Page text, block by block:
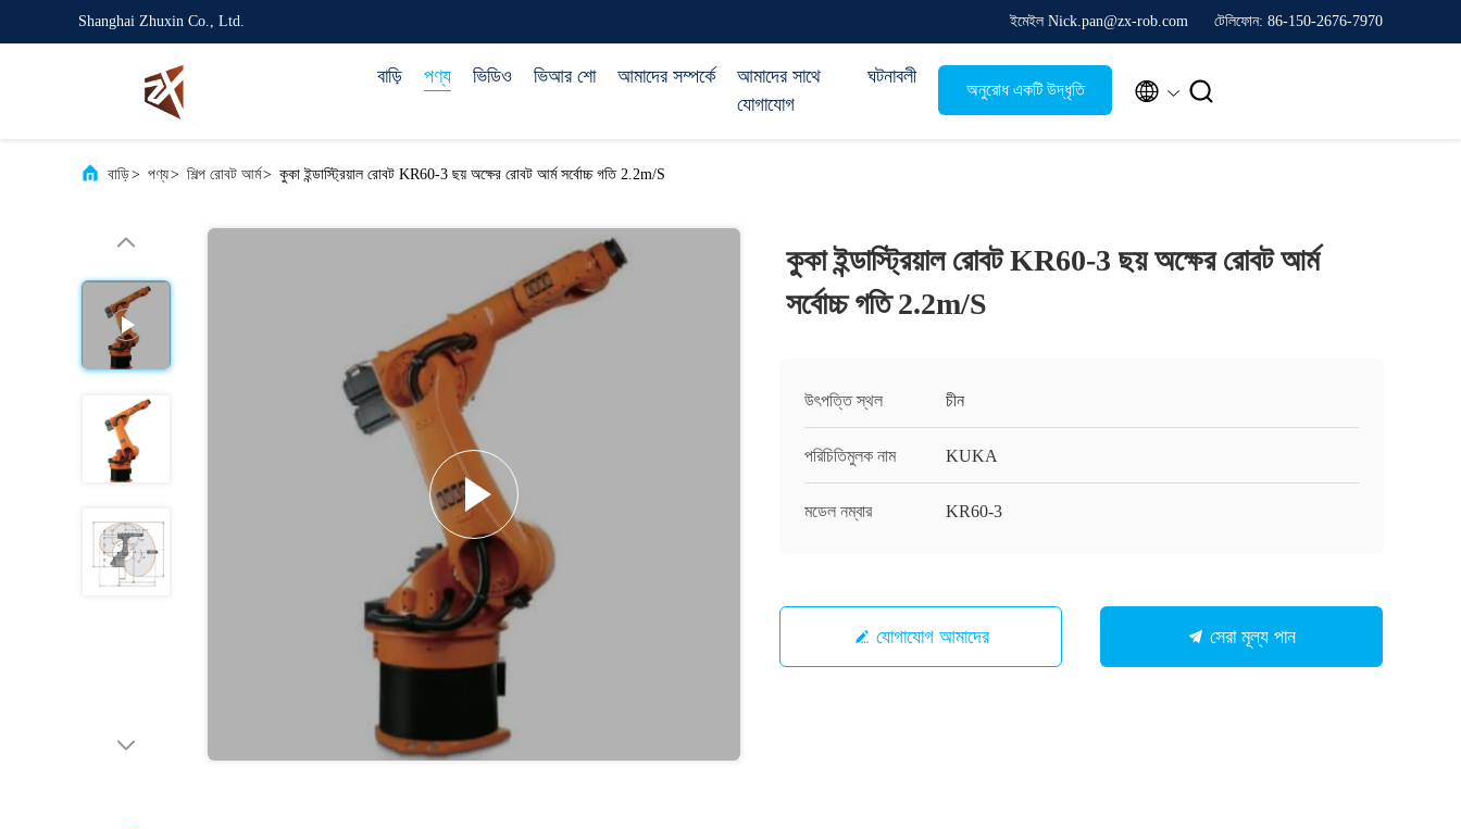
Shanghai Zhuxin Co., Ltd. ইমেইল Nick.pan@zx-rob.com টেলিফোন: 86-150-2676-7970
বাড়ি পণ্য ভিডিও ভিআর শো আমাদের সম্পর্কে
আমাদের সাথে
যোগাযোগ
ঘটনাবলী
অনুরোধ একটি উদ্ধৃতি  
বাড়ি> পণ্য> শিল্প রোবট আর্ম> কুকা ইন্ডাস্ট্রিয়াল রোবট KR60-3 ছয় অক্ষের রোবট আর্ম সর্বোচ্চ গতি 2.2m/S
কুকা ইন্ডাস্ট্রিয়াল রোবট KR60-3 ছয় অক্ষের রোবট আর্ম
সর্বোচ্চ গতি 2.2m/S
উৎপত্তি স্থল চীন
পরিচিতিমুলক নাম KUKA
মডেল নম্বার KR60-3
যোগাযোগ আমাদের সেরা মূল্য পান